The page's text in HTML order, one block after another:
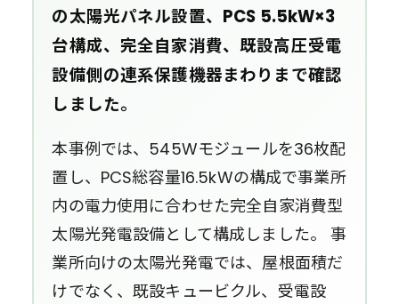
の太陽光パネル設置、PCS 5.5kW×3
台構成、完全自家消費、既設高圧受電
設備側の連系保護機器まわりまで確認
しました。
本事例では、545Wモジュールを36枚配
置し、PCS総容量16.5kWの構成で事業所
内の電力使用に合わせた完全自家消費型
太陽光発電設備として構成しました。 事
業所向けの太陽光発電では、屋根面積だ
けでなく、既設キュービクル、受電設